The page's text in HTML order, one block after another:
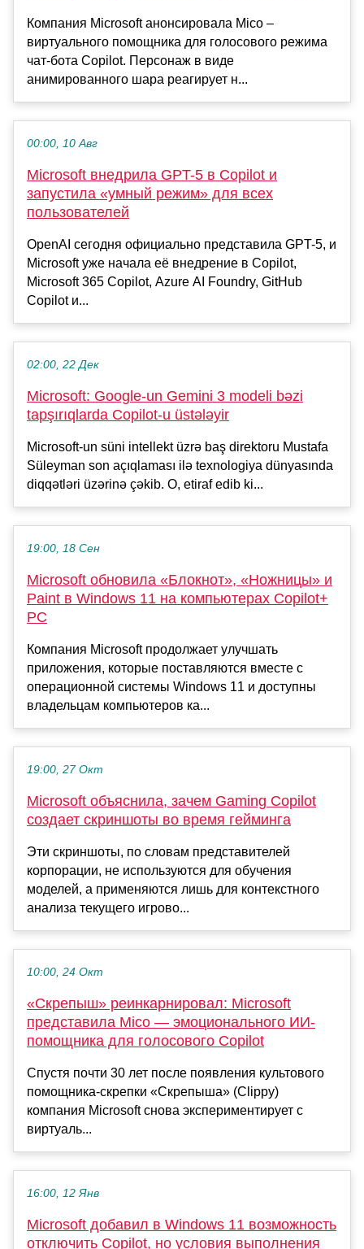
Компания Microsoft анонсировала Mico –
виртуального помощника для голосового режима
чат-бота Copilot. Персонаж в виде
анимированного шара реагирует н...
00:00, 10 Авг
Microsoft внедрила GPT-5 в Copilot и
запустила «умный режим» для всех
пользователей
OpenAI сегодня официально представила GPT-5, и
Microsoft уже начала её внедрение в Copilot,
Microsoft 365 Copilot, Azure AI Foundry, GitHub
Copilot и...
02:00, 22 Дек
Microsoft: Google-un Gemini 3 modeli bəzi
tapşırıqlarda Copilot-u üstələyir
Microsoft-un süni intellekt üzrə baş direktoru Mustafa
Süleyman son açıqlaması ilə texnologiya dünyasında
diqqətləri üzərinə çəkib. O, etiraf edib ki...
19:00, 18 Сен
Microsoft обновила «Блокнот», «Ножницы» и
Paint в Windows 11 на компьютерах Copilot+
PC
Компания Microsoft продолжает улучшать
приложения, которые поставляются вместе с
операционной системы Windows 11 и доступны
владельцам компьютеров ка...
19:00, 27 Окт
Microsoft объяснила, зачем Gaming Copilot
создает скриншоты во время гейминга
Эти скриншоты, по словам представителей
корпорации, не используются для обучения
моделей, а применяются лишь для контекстного
анализа текущего игрово...
10:00, 24 Окт
«Скрепыш» реинкарнировал: Microsoft
представила Mico — эмоционального ИИ-
помощника для голосового Copilot
Спустя почти 30 лет после появления культового
помощника-скрепки «Скрепыша» (Clippy)
компания Microsoft снова экспериментирует с
виртуаль...
16:00, 12 Янв
Microsoft добавил в Windows 11 возможность
отключить Copilot, но условия выполнения